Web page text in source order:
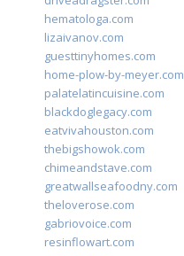
hematologa.com
lizaivanov.com
guesttinyhomes.com
home-plow-by-meyer.com
palatelatincuisine.com
blackdoglegacy.com
eatvivahouston.com
thebigshowok.com
chimeandstave.com
greatwallseafoodny.com
theloverose.com
gabriovoice.com
resinflowart.com